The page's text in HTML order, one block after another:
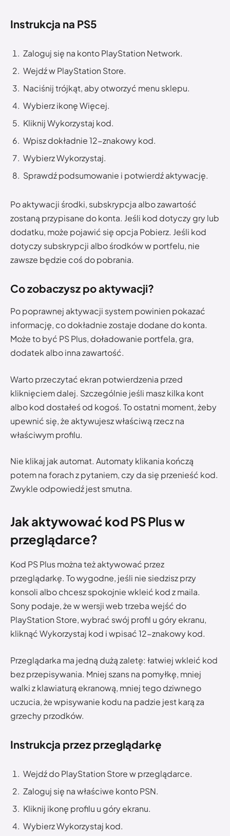
Instrukcja na PS5
Zaloguj się na konto PlayStation Network.
Wejdź w PlayStation Store.
Naciśnij trójkąt, aby otworzyć menu sklepu.
Wybierz ikonę Więcej.
Kliknij Wykorzystaj kod.
Wpisz dokładnie 12-znakowy kod.
Wybierz Wykorzystaj.
Sprawdź podsumowanie i potwierdź aktywację.
Po aktywacji środki, subskrypcja albo zawartość
zostaną przypisane do konta. Jeśli kod dotyczy gry lub
dodatku, może pojawić się opcja Pobierz. Jeśli kod
dotyczy subskrypcji albo środków w portfelu, nie
zawsze będzie coś do pobrania.
Co zobaczysz po aktywacji?
Po poprawnej aktywacji system powinien pokazać
informację, co dokładnie zostaje dodane do konta.
Może to być PS Plus, doładowanie portfela, gra,
dodatek albo inna zawartość.
Warto przeczytać ekran potwierdzenia przed
kliknięciem dalej. Szczególnie jeśli masz kilka kont
albo kod dostałeś od kogoś. To ostatni moment, żeby
upewnić się, że aktywujesz właściwą rzecz na
właściwym profilu.
Nie klikaj jak automat. Automaty klikania kończą
potem na forach z pytaniem, czy da się przenieść kod.
Zwykle odpowiedź jest smutna.
Jak aktywować kod PS Plus w
przeglądarce?
Kod PS Plus można też aktywować przez
przeglądarkę. To wygodne, jeśli nie siedzisz przy
konsoli albo chcesz spokojnie wkleić kod z maila.
Sony podaje, że w wersji web trzeba wejść do
PlayStation Store, wybrać swój profil u góry ekranu,
kliknąć Wykorzystaj kod i wpisać 12-znakowy kod.
Przeglądarka ma jedną dużą zaletę: łatwiej wkleić kod
bez przepisywania. Mniej szans na pomyłkę, mniej
walki z klawiaturą ekranową, mniej tego dziwnego
uczucia, że wpisywanie kodu na padzie jest karą za
grzechy przodków.
Instrukcja przez przeglądarkę
Wejdź do PlayStation Store w przeglądarce.
Zaloguj się na właściwe konto PSN.
Kliknij ikonę profilu u góry ekranu.
Wybierz Wykorzystaj kod.